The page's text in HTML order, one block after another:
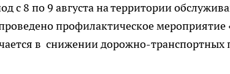
с 8 по 9 августа на территории
профилактическое мероприятие
в снижении дорожно-